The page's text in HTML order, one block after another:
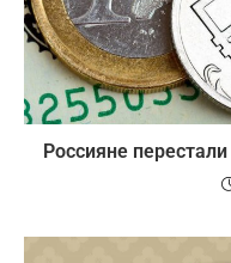
Россияне